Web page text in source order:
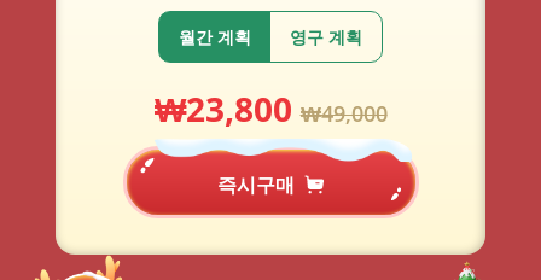
월간 계획 영구 계획
₩23,800 ₩49,000
즉시구매